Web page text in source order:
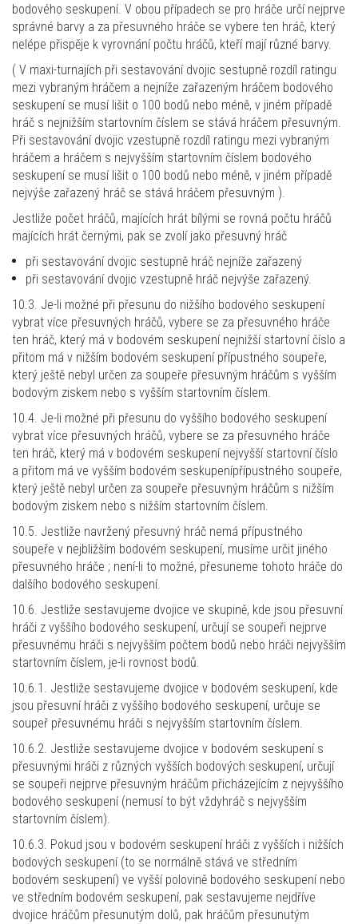
bodového seskupení. V obou případech se pro hráče určí nejprve
správné barvy a za přesuvného hráče se vybere ten hráč, který
nelépe přispěje k vyrovnání počtu hráčů, kteří mají různé barvy.
( V maxi-turnajích při sestavování dvojic sestupně rozdíl ratingu
mezi vybraným hráčem a nejníže zařazeným hráčem bodového
seskupení se musí lišit o 100 bodů nebo méně, v jiném případě
hráč s nejnižším startovním číslem se stává hráčem přesuvným.
Při sestavování dvojic vzestupně rozdíl ratingu mezi vybraným
hráčem a hráčem s nejvyšším startovním číslem bodového
seskupení se musí lišit o 100 bodů nebo méně, v jiném případě
nejvýše zařazený hráč se stává hráčem přesuvným ).
Jestliže počet hráčů, majících hrát bílými se rovná počtu hráčů
majících hrát černými, pak se zvolí jako přesuvný hráč
při sestavování dvojic sestupně hráč nejníže zařazený
při sestavování dvojic vzestupně hráč nejvýše zařazený.
10.3. Je-li možné při přesunu do nižšího bodového seskupení
vybrat více přesuvných hráčů, vybere se za přesuvného hráče
ten hráč, který má v bodovém seskupení nejnižší startovní číslo a
přitom má v nižším bodovém seskupení přípustného soupeře,
který ještě nebyl určen za soupeře přesuvným hráčům s vyšším
bodovým ziskem nebo s vyšším startovním číslem.
10.4. Je-li možné při přesunu do vyššího bodového seskupení
vybrat více přesuvných hráčů, vybere se za přesuvného hráče
ten hráč, který má v bodovém seskupení nejvyšší startovní číslo
a přitom má ve vyšším bodovém seskupenípřípustného soupeře,
který ještě nebyl určen za soupeře přesuvným hráčům s nižším
bodovým ziskem nebo s nižším startovním číslem.
10.5. Jestliže navržený přesuvný hráč nemá přípustného
soupeře v nejbližším bodovém seskupení, musíme určit jiného
přesuvného hráče ; není-li to možné, přesuneme tohoto hráče do
dalšího bodového seskupení.
10.6. Jestliže sestavujeme dvojice ve skupině, kde jsou přesuvní
hráči z vyššího bodového seskupení, určují se soupeři nejprve
přesuvnému hráči s nejvyšším počtem bodů nebo hráči nejvyšším
startovním číslem, je-li rovnost bodů.
10.6.1. Jestliže sestavujeme dvojice v bodovém seskupení, kde
jsou přesuvní hráči z vyššího bodového seskupení, určuje se
soupeř přesuvnému hráči s nejvyšším startovním číslem.
10.6.2. Jestliže sestavujeme dvojice v bodovém seskupení s
přesuvnými hráči z různých vyšších bodových seskupení, určují
se soupeři nejprve přesuvným hráčům přicházejícím z nejvyššího
bodového seskupení (nemusí to být vždyhráč s nejvyšším
startovním číslem).
10.6.3. Pokud jsou v bodovém seskupení hráči z vyšších i nižších
bodových seskupení (to se normálně stává ve středním
bodovém seskupení) ve vyšší polovině bodového seskupení nebo
ve středním bodovém seskupení, pak sestavujeme nejdříve
dvojice hráčům přesunutým dolů, pak hráčům přesunutým